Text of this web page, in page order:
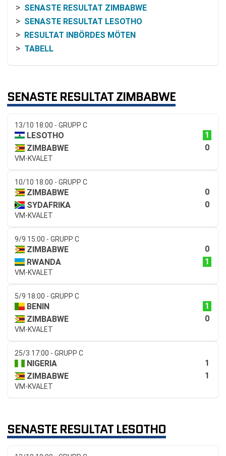
SENASTE RESULTAT ZIMBABWE
SENASTE RESULTAT LESOTHO
RESULTAT INBÖRDES MÖTEN
TABELL
SENASTE RESULTAT ZIMBABWE
13/10 18:00 - GRUPP C
LESOTHO
1
ZIMBABWE
0
VM-KVALET
10/10 18:00 - GRUPP C
ZIMBABWE
0
SYDAFRIKA
0
VM-KVALET
9/9 15:00 - GRUPP C
ZIMBABWE
0
RWANDA
1
VM-KVALET
5/9 18:00 - GRUPP C
BENIN
1
ZIMBABWE
0
VM-KVALET
25/3 17:00 - GRUPP C
NIGERIA
1
ZIMBABWE
1
VM-KVALET
SENASTE RESULTAT LESOTHO